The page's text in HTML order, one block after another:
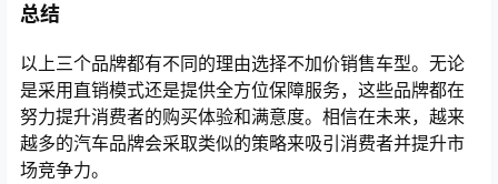
总结
以上三个品牌都有不同的理由选择不加价销售车型。无论
是采用直销模式还是提供全方位保障服务，这些品牌都在
努力提升消费者的购买体验和满意度。相信在未来，越来
越多的汽车品牌会采取类似的策略来吸引消费者并提升市
场竞争力。